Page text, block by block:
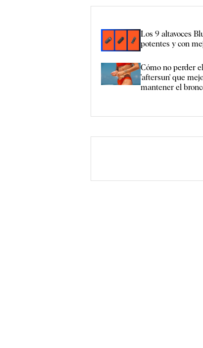
Los 9 altavoces
potentes y con
Cómo no perder
'aftersun' que
mantener el